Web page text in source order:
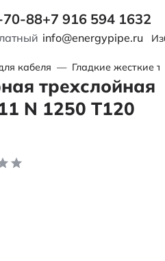
70-88+7 916 594 1632
info@energypipe.ru
кабеля — Гладкие жесткие
трехслойная
N 1250 Т120